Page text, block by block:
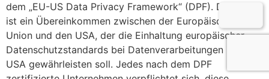
dem „EU-US Data Privacy Framework“ (DPF). Der DPF
ist ein Übereinkommen zwischen der Europäischen
Union und den USA, der die Einhaltung europäischer
Datenschutzstandards bei Datenverarbeitungen in den
USA gewährleisten soll. Jedes nach dem DPF